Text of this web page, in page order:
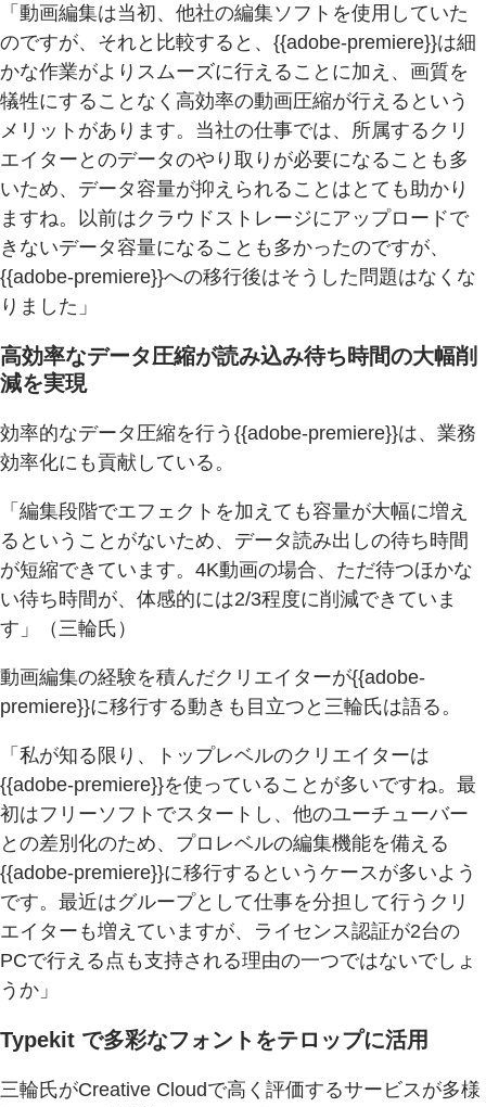
「動画編集は当初、他社の編集ソフトを使用していた
のですが、それと比較すると、{{adobe-premiere}}は細
かな作業がよりスムーズに行えることに加え、画質を
犠牲にすることなく高効率の動画圧縮が行えるという
メリットがあります。当社の仕事では、所属するクリ
エイターとのデータのやり取りが必要になることも多
いため、データ容量が抑えられることはとても助かり
ますね。以前はクラウドストレージにアップロードで
きないデータ容量になることも多かったのですが、
{{adobe-premiere}}への移行後はそうした問題はなくな
りました」
高効率なデータ圧縮が読み込み待ち時間の大幅削
減を実現
効率的なデータ圧縮を行う{{adobe-premiere}}は、業務
効率化にも貢献している。
「編集段階でエフェクトを加えても容量が大幅に増え
るということがないため、データ読み出しの待ち時間
が短縮できています。4K動画の場合、ただ待つほかな
い待ち時間が、体感的には2/3程度に削減できていま
す」（三輪氏）
動画編集の経験を積んだクリエイターが{{adobe-
premiere}}に移行する動きも目立つと三輪氏は語る。
「私が知る限り、トップレベルのクリエイターは
{{adobe-premiere}}を使っていることが多いですね。最
初はフリーソフトでスタートし、他のユーチューバー
との差別化のため、プロレベルの編集機能を備える
{{adobe-premiere}}に移行するというケースが多いよう
です。最近はグループとして仕事を分担して行うクリ
エイターも増えていますが、ライセンス認証が2台の
PCで行える点も支持される理由の一つではないでしょ
うか」
Typekit で多彩なフォントをテロップに活用
三輪氏がCreative Cloudで高く評価するサービスが多様